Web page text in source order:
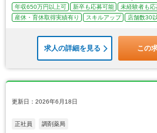
年収650万円以上可 新卒も応募可能 未経験者も応
産休・育休取得実績有り
スキルアップ 店舗数30
求人の詳細を見る この
更新日：2026年6月18日
正社員 調剤薬局